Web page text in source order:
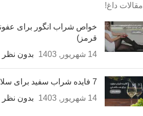
مقالات داغ!
قرمز)
14 شهریور, 1403
بدون نظر
7 فایده شراب سفید برای سلامتی [خواص شراب سفید]
14 شهریور, 1403
بدون نظر